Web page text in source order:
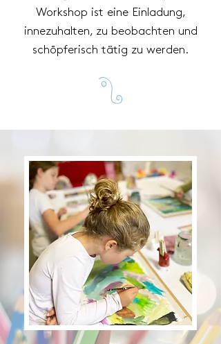
Workshop ist eine Einladung,
innezuhalten, zu beobachten und
schöpferisch tätig zu werden.
F